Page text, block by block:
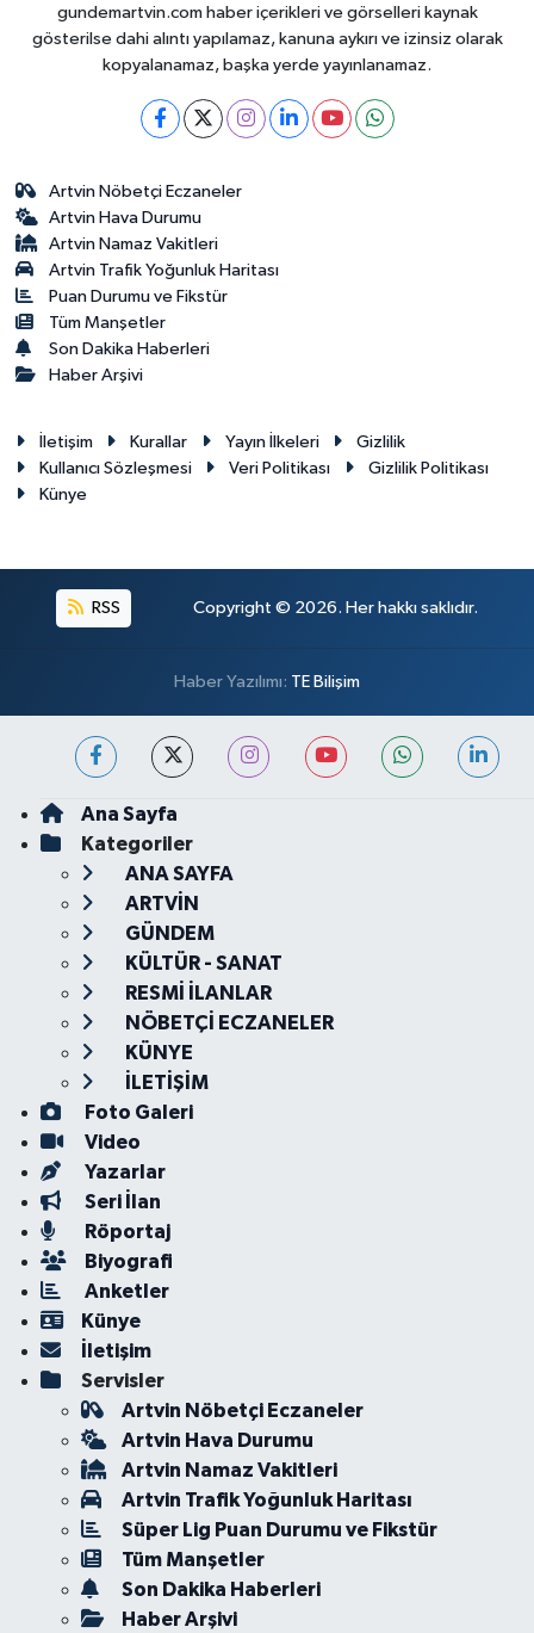
gundemartvin.com haber içerikleri ve görselleri kaynak
gösterilse dahi alıntı yapılamaz, kanuna aykırı ve izinsiz olarak
kopyalanamaz, başka yerde yayınlanamaz.
Artvin Nöbetçi Eczaneler
Artvin Hava Durumu
Artvin Namaz Vakitleri
Artvin Trafik Yoğunluk Haritası
Puan Durumu ve Fikstür
Tüm Manşetler
Son Dakika Haberleri
Haber Arşivi
İletişim Kurallar Yayın İlkeleri
Gizlilik
Kullanıcı Sözleşmesi
Veri Politikası
Gizlilik Politikası
Künye
RSS Copyright © 2026. Her hakkı saklıdır.
Haber Yazılımı: TE Bilişim
Ana Sayfa
Kategoriler
ANA SAYFA
ARTVİN
GÜNDEM
KÜLTÜR - SANAT
RESMİ İLANLAR
NÖBETÇİ ECZANELER
KÜNYE
İLETİŞİM
Foto Galeri
Video
Yazarlar
Seri İlan
Röportaj
Biyografi
Anketler
Künye
İletişim
Servisler
Artvin Nöbetçi Eczaneler
Artvin Hava Durumu
Artvin Namaz Vakitleri
Artvin Trafik Yoğunluk Haritası
Süper Lig Puan Durumu ve Fikstür
Tüm Manşetler
Son Dakika Haberleri
Haber Arşivi